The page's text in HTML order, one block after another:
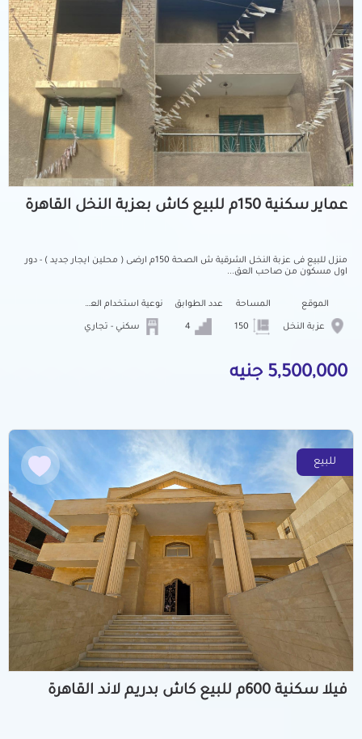
عماير سكنية 150م للبيع كاش بعزبة النخل القاهرة
منزل للبيع فى عزبة النخل الشرقية ش الصحة 150م ارضى ( محلين ايجار جديد ) - دور
اول مسكون من صاحب العق...
الموقع
عزبة النخل
المساحة عدد الطوابق نوعية استخدام العمارة
سكني - تجاري
5,500,000 جنيه
للبيع
فيلا سكنية 600م للبيع كاش بدريم لاند القاهرة